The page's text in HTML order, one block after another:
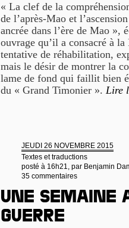
« La clef de la
de l’après-Mao et
ancrée dans l’ère de Mao »,
ouvrage qu’il a consacré à
tentative de réhabilitation,
mais le désir de montrer la
lame de fond qui faillit bien
du « Grand Timonier ». Lire
JEUDI 26 NOVEMBRE 2015
Textes et traductions
posté à 16h21, par Benjamin
35 commentaires
Une semaine
guerre